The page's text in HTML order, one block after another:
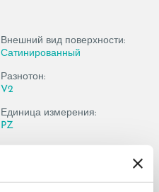
Внешний вид поверхности:
Сатинированный
Разнотон:
V2
Единица измерения:
PZ